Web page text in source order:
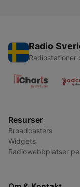
Radio
Radiostationer
Resurser
Broadcasters
Widgets
Radiowebbplatser